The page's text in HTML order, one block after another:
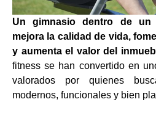
Un gimnasio dentro de un
mejora la calidad de vida,
y aumenta el valor del
fitness se han convertido en
valorados por quienes
modernos, funcionales y bien